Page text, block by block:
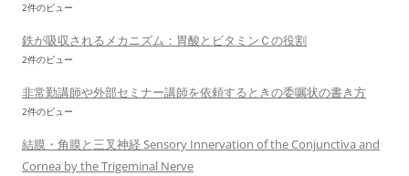
2件のビュー
鉄が吸収されるメカニズム：胃酸とビタミンＣの役割
2件のビュー
非常勤講師や外部セミナー講師を依頼するときの委嘱状の書き方
2件のビュー
結膜・角膜と三叉神経 Sensory Innervation of the Conjunctiva and
Cornea by the Trigeminal Nerve